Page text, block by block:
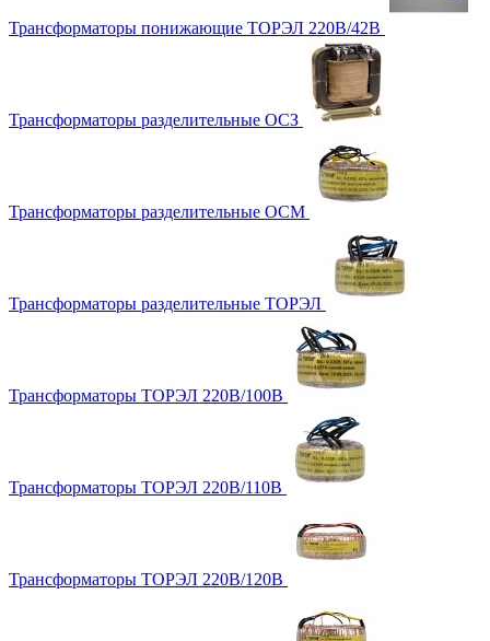
Трансформаторы понижающие ТОРЭЛ 220В/42В
Трансформаторы разделительные ОСЗ
Трансформаторы разделительные ОСМ
Трансформаторы разделительные ТОРЭЛ
Трансформаторы ТОРЭЛ 220В/100В
Трансформаторы ТОРЭЛ 220В/110В
Трансформаторы ТОРЭЛ 220В/120В